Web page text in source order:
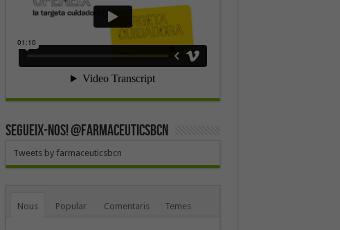
SEGUEIX-NOS! @farmaceuticsbcn
Tweets by farmaceuticsbcn
Nous Popular Comentaris Temes